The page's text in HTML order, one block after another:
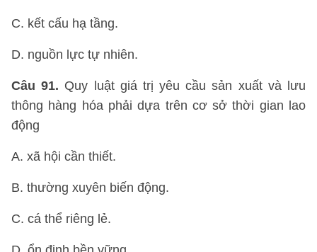
C. kết cấu hạ tầng.
D. nguồn lực tự nhiên.
Câu 91. Quy luật giá trị yêu cầu sản xuất và lưu
thông hàng hóa phải dựa trên cơ sở thời gian lao
động
A. xã hội cần thiết.
B. thường xuyên biến động.
C. cá thể riêng lẻ.